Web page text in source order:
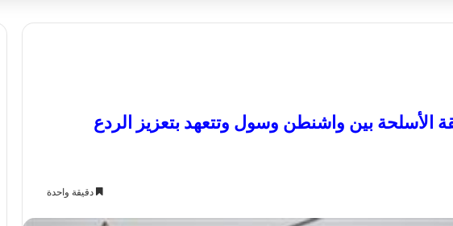
الأسلحة بين واشنطن وسول وتتعهد بتعزيز الردع
دقيقة واحدة